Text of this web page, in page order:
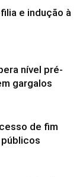
e indução à
nível pré-
gargalos
de fim